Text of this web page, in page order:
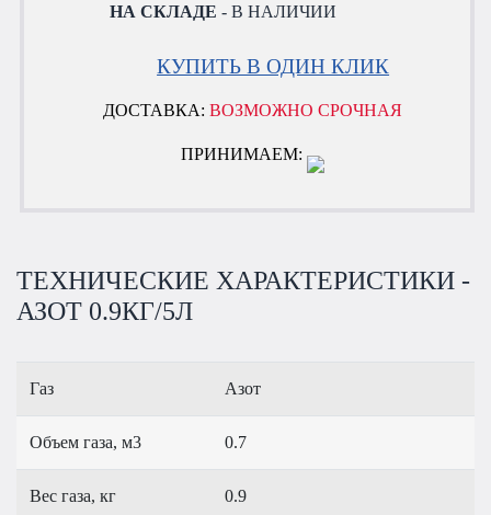
НА СКЛАДЕ - В НАЛИЧИИ
КУПИТЬ В ОДИН КЛИК
ДОСТАВКА:ВОЗМОЖНО СРОЧНАЯ
ПРИНИМАЕМ:
ТЕХНИЧЕСКИЕ ХАРАКТЕРИСТИКИ -
АЗОТ 0.9КГ/5Л
Газ Азот
Объем газа, м3 0.7
Вес газа, кг 0.9